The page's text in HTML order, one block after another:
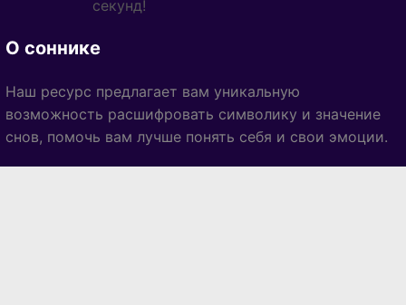
секунд!
О соннике
Наш ресурс предлагает вам уникальную
возможность расшифровать символику и значение
снов, помочь вам лучше понять себя и свои эмоции.